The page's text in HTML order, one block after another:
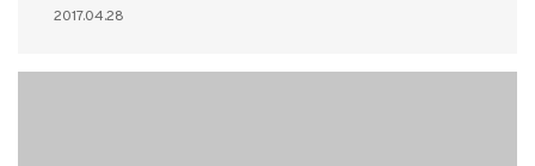
2017.04.28